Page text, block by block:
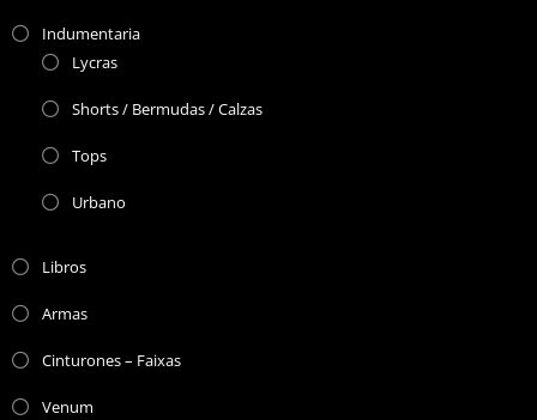
Indumentaria
Lycras
Shorts / Bermudas / Calzas
Tops
Urbano
Libros
Armas
Cinturones – Faixas
Venum